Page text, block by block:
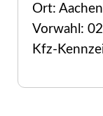
Ort: Aachen
Vorwahl:
Kfz-